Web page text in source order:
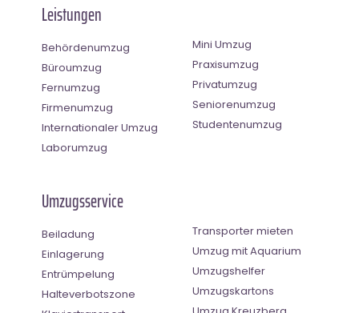
Leistungen
Behördenumzug
Büroumzug
Fernumzug
Firmenumzug
Internationaler Umzug
Laborumzug
Mini Umzug
Praxisumzug
Privatumzug
Seniorenumzug
Studentenumzug
Umzugsservice
Beiladung
Einlagerung
Entrümpelung
Halteverbotszone
Transporter mieten
Umzug mit Aquarium
Umzugshelfer
Umzugskartons